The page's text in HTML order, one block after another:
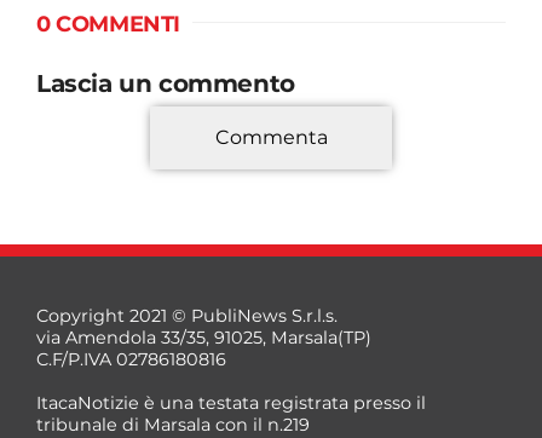
0 COMMENTI
Lascia un commento
*
Commenta
Copyright 2021 © PubliNews S.r.l.s.
via Amendola 33/35, 91025, Marsala(TP)
C.F/P.IVA 02786180816
ItacaNotizie è una testata registrata presso il
tribunale di Marsala con il n.219